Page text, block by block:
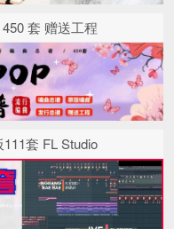
套 赠送工程
套 FL Studio